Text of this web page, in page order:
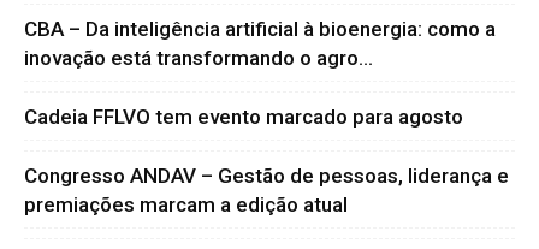
CBA – Da inteligência artificial à bioenergia: como a
inovação está transformando o agro...
Cadeia FFLVO tem evento marcado para agosto
Congresso ANDAV – Gestão de pessoas, liderança e
premiações marcam a edição atual